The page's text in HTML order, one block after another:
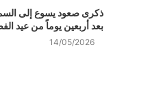
ذكرى صعود يسوع إلى
بعد أربعين يوماً من عيد
14/05/2026